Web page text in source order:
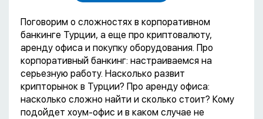
Поговорим о сложностях в корпоративном
банкинге Турции, а еще про криптовалюту,
аренду офиса и покупку оборудования. Про
корпоративный банкинг: настраиваемся на
серьезную работу. Насколько развит
крипторынок в Турции? Про аренду офиса:
насколько сложно найти и сколько стоит? Кому
подойдет хоум-офис и в каком случае не